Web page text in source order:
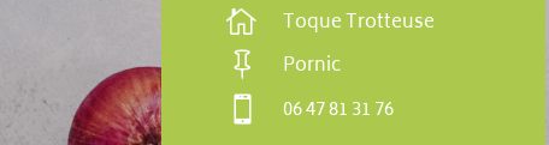
 Toque Trotteuse
 Pornic
06 47 81 31 76